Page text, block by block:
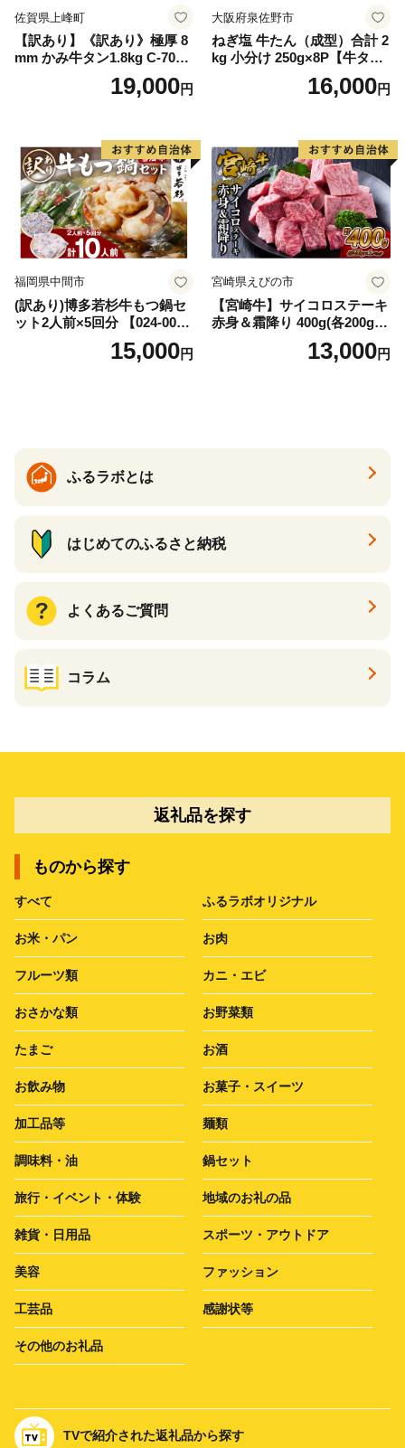
佐賀県上峰町
【訳あり】《訳あり》極厚 8
mm かみ牛タン1.8kg C-709-
19,000円
大阪府泉佐野市
ねぎ塩 牛たん（成型）合計 2
kg 小分け 250g×8P【牛タン
牛肉 焼肉用 薄切り 訳あり サ
16,000円
福岡県中間市
(訳あり)博多若杉牛もつ鍋セ
ット2人前×5回分 【024-002
15,000円
宮崎県えびの市
【宮崎牛】サイコロステーキ
赤身＆霜降り 400g(各200g×
１P 計2P) 真空パック 冷凍
13,000円
ふるラボとは
はじめてのふるさと納税
よくあるご質問
コラム
返礼品を探す
ものから探す
すべて ふるラボオリジナル
お米・パン お肉
フルーツ類 カニ・エビ
おさかな類 お野菜類
たまご お酒
お飲み物 お菓子・スイーツ
加工品等 麺類
調味料・油 鍋セット
旅行・イベント・体験 地域のお礼の品
雑貨・日用品 スポーツ・アウトドア
美容 ファッション
工芸品 感謝状等
その他のお礼品
TVで紹介された返礼品から探す